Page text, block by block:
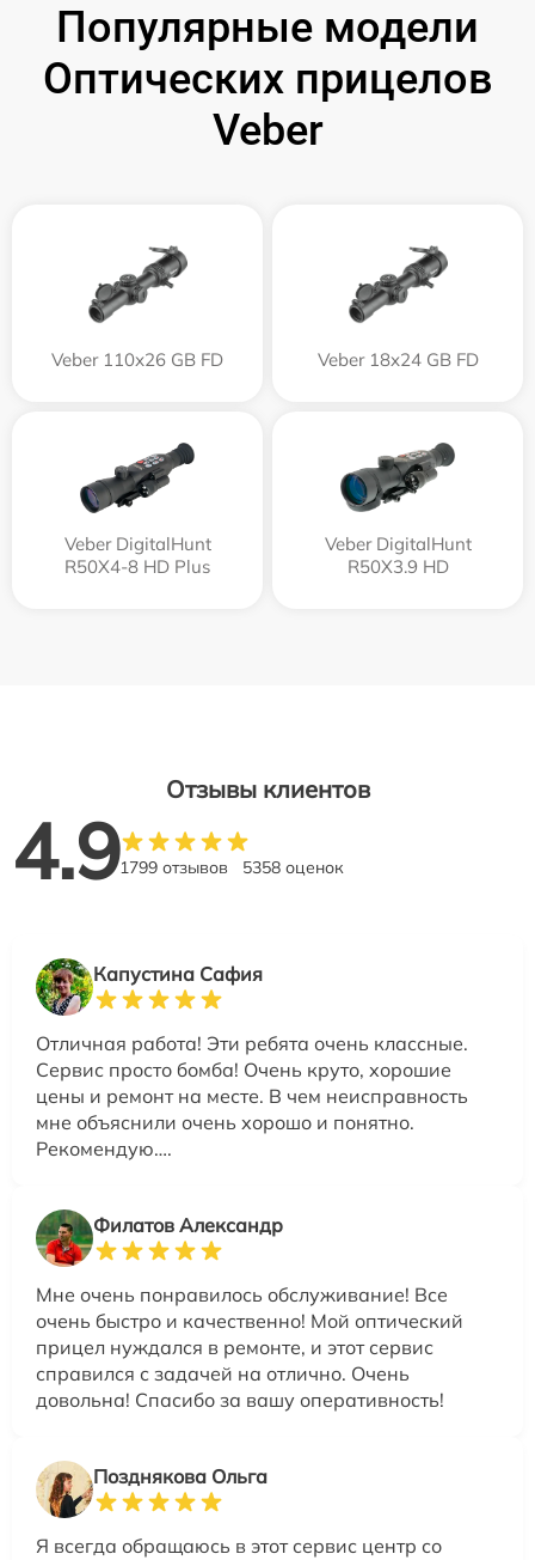
Популярные модели
Оптических прицелов
Veber
Veber 110х26 GB FD Veber 18x24 GB FD
Veber DigitalHunt
R50X4-8 HD Plus
Veber DigitalHunt
R50X3.9 HD
Отзывы клиентов
4.91799 отзывов 5358 оценок
Капустина Сафия
Отличная работа! Эти ребята очень классные.
Сервис просто бомба! Очень круто, хорошие
цены и ремонт на месте. В чем неисправность
мне объяснили очень хорошо и понятно.
Рекомендую….
Филатов Александр
Мне очень понравилось обслуживание! Все
очень быстро и качественно! Мой оптический
прицел нуждался в ремонте, и этот сервис
справился с задачей на отлично. Очень
довольна! Спасибо за вашу оперативность!
Позднякова Ольга
Я всегда обращаюсь в этот сервис центр со